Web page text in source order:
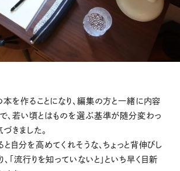
を作ることになり、編集の方と一緒に内容
、若い頃とはものを選ぶ基準が随分変わっ
きました。
と自分を高めてくれそうな、ちょっと背伸びし
「流行りを知っていないと」といち早く目新